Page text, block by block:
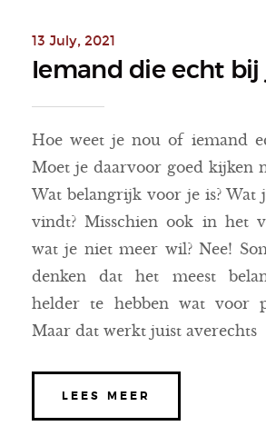
13 July, 2021
Iemand die echt bij
Hoe weet je nou of iemand
Moet je daarvoor goed kijken
Wat belangrijk voor je is? Wat
vindt? Misschien ook in het
wat je niet meer wil? Nee!
denken dat het meest
helder te hebben wat voor
Maar dat werkt juist averechts
LEES MEER